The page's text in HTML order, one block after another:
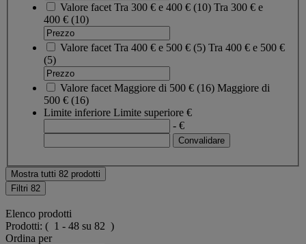
Valore facet Tra 300 € e 400 € (10) Tra 300 € e
400 € (10)
Valore facet Tra 400 € e 500 € (5) Tra 400 € e 500 €
(5)
Valore facet Maggiore di 500 € (16) Maggiore di
500 € (16)
Limite inferiore Limite superiore €
- €
Mostra tutti 82 prodotti
Filtri 82
Elenco prodotti
Prodotti: ( 1 - 48 su 82 )
Ordina per